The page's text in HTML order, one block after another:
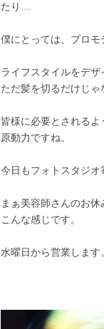
たり…
僕にとっては、プロ
ライフスタイルをデザ
ただ髪を切るだけじゃ
皆様に必要とされるよ
原動力ですね。
今日もフォトスタジ
まぁ美容師さんのお休
こんな感じです。
水曜日から営業します。